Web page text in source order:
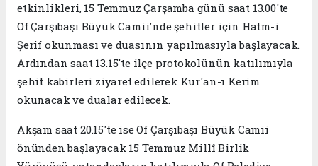
etkinlikleri, 15 Temmuz Çarşamba günü saat 13.00'te
Of Çarşıbaşı Büyük Camii'nde şehitler için Hatm-i
Şerif okunması ve duasının yapılmasıyla başlayacak.
Ardından saat 13.15'te ilçe protokolünün katılımıyla
şehit kabirleri ziyaret edilerek Kur'an-ı Kerim
okunacak ve dualar edilecek.
Akşam saat 20.15'te ise Of Çarşıbaşı Büyük Camii
önünden başlayacak 15 Temmuz Millî Birlik